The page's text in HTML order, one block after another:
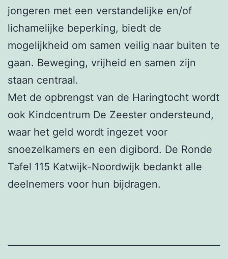
jongeren met een verstandelijke en/of
lichamelijke beperking, biedt de
mogelijkheid om samen veilig naar buiten te
gaan. Beweging, vrijheid en samen zijn
staan centraal.
Met de opbrengst van de Haringtocht wordt
ook Kindcentrum De Zeester ondersteund,
waar het geld wordt ingezet voor
snoezelkamers en een digibord. De Ronde
Tafel 115 Katwijk-Noordwijk bedankt alle
deelnemers voor hun bijdragen.